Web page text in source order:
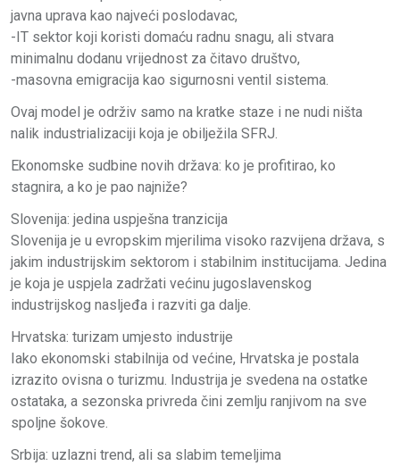
javna uprava kao najveći poslodavac,
-IT sektor koji koristi domaću radnu snagu, ali stvara
minimalnu dodanu vrijednost za čitavo društvo,
-masovna emigracija kao sigurnosni ventil sistema.
Ovaj model je održiv samo na kratke staze i ne nudi ništa
nalik industrializaciji koja je obilježila SFRJ.
Ekonomske sudbine novih država: ko je profitirao, ko
stagnira, a ko je pao najniže?
Slovenija: jedina uspješna tranzicija
Slovenija je u evropskim mjerilima visoko razvijena država, s
jakim industrijskim sektorom i stabilnim institucijama. Jedina
je koja je uspjela zadržati većinu jugoslavenskog
industrijskog nasljeđa i razviti ga dalje.
Hrvatska: turizam umjesto industrije
Iako ekonomski stabilnija od većine, Hrvatska je postala
izrazito ovisna o turizmu. Industrija je svedena na ostatke
ostataka, a sezonska privreda čini zemlju ranjivom na sve
spoljne šokove.
Srbija: uzlazni trend, ali sa slabim temeljima